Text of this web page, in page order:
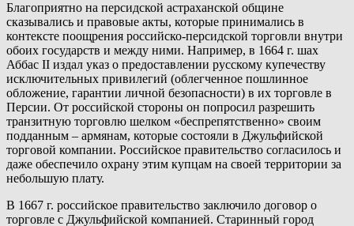
Благоприятно на персидской астраханской общине
сказывались и правовые акты, которые принимались в
контексте поощрения российско-персидской торговли внутри
обоих государств и между ними. Например, в 1664 г. шах
Аббас II издал указ о предоставлении русскому купечеству
исключительных привилегий (облегченное пошлинное
обложение, гарантии личной безопасности) в их торговле в
Персии. От российской стороны он попросил разрешить
транзитную торговлю шелком «беспрепятственно» своим
подданным – армянам, которые состояли в Джульфийской
торговой компании. Российское правительство согласилось и
даже обеспечило охрану этим купцам на своей территории за
небольшую плату.
В 1667 г. российское правительство заключило договор о
торговле с Джульфийской компанией. Старинный город